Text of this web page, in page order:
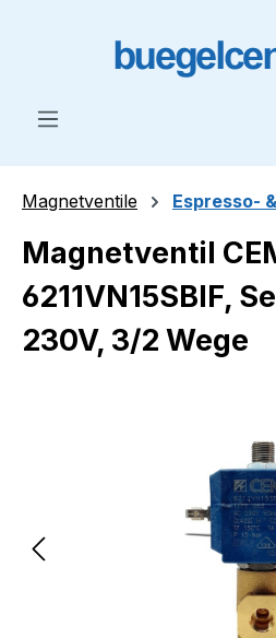
Magnetventile Espresso-
Magnetventil
6211VN15SBIF,
230V, 3/2 Wege